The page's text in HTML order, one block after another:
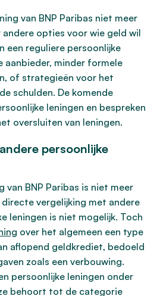
van BNP Paribas niet meer
andere opties voor wie geld wil
een reguliere persoonlijke
aanbieder, minder formele
of strategieën voor het
schulden. De komende
leningen en bespreken
oversluiten van leningen.
persoonlijke
van BNP Paribas is niet meer
directe vergelijking met andere
leningen is niet mogelijk. Toch
over het algemeen een type
aflopend geldkrediet, bedoeld
zoals een verbouwing.
persoonlijke leningen onder
behoort tot de categorie